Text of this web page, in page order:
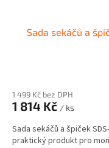
Sada sekáčů a
1 499 Kč bez DPH
1 814 Kč / ks
Sada sekáčů a špiček
praktický produkt pro